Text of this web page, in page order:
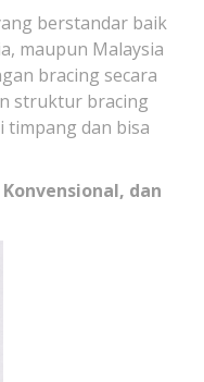
berstandar baik
maupun Malaysia
bracing secara
struktur bracing
dan bisa
dan